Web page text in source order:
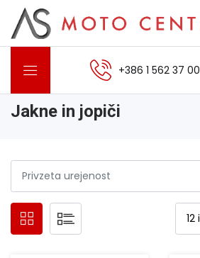
+386 1 562 37 00
Jakne in jopiči